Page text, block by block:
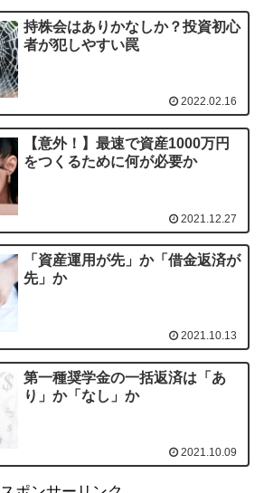
持株会はありかなしか？投資初心
者が犯しやすい罠
2022.02.16
【意外！】最速で資産1000万円
をつくるために何が必要か
2021.12.27
「資産運用が先」か「借金返済が
先」か
2021.10.13
第一種奨学金の一括返済は「あ
り」か「なし」か
2021.10.09